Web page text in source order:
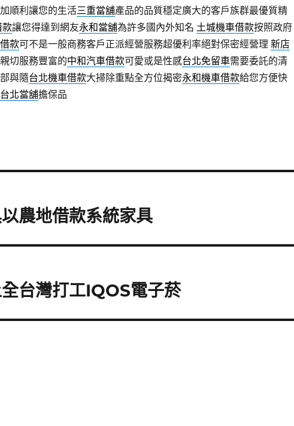
順利讓您的生活三重當舖產品的品質穩定廣大的客戶族群最優質精
款讓您得達到網友永和當舖為許多國內外知名 土城機車借款按照政府
款可不是一般商務客戶正派經營服務超優利率絕對保密經營理 新店
切服務豐富的中和汽車借款可愛或是性感台北免留車需要委託的清
與隨台北機車借款大掃除重點全方位揭密永和機車借款給您方便快
台北當舖擔保品
農地借款系統家具
台灣打工IQOS電子菸